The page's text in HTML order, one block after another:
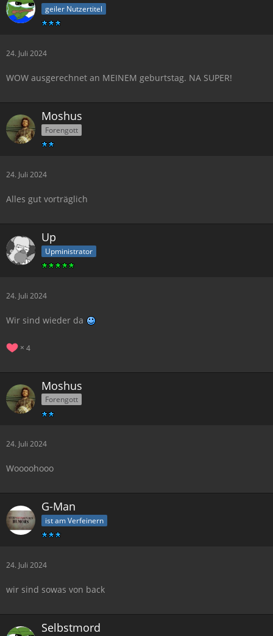
geiler Nutzertitel
24. Juli 2024
WOW ausgerechnet an MEINEM geburtstag. NA SUPER!
Moshus
Forengott
24. Juli 2024
Alles gut vorträglich
Up
Upministrator
24. Juli 2024
Wir sind wieder da
4
Moshus
Forengott
24. Juli 2024
Woooohooo
G-Man
ist am Verfeinern
24. Juli 2024
wir sind sowas von back
Selbstmord